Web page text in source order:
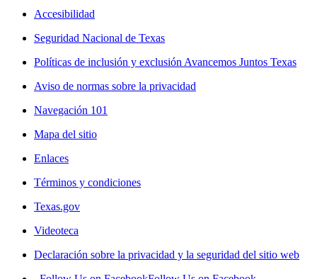
Accesibilidad
Seguridad Nacional de Texas
Políticas de inclusión y exclusión Avancemos Juntos Texas
Aviso de normas sobre la privacidad
Navegación 101
Mapa del sitio
Enlaces
Términos y condiciones
Texas.gov
Videoteca
Declaración sobre la privacidad y la seguridad del sitio web